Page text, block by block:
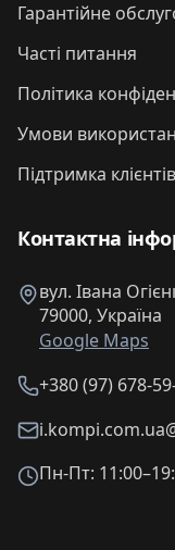
Гарантійне
Часті питання
Політика
Умови
Підтримка клієнтів
Контактна
вул. Івана
79000, Україна
Google Maps
+380 (97) 678-
Пн-Пт: